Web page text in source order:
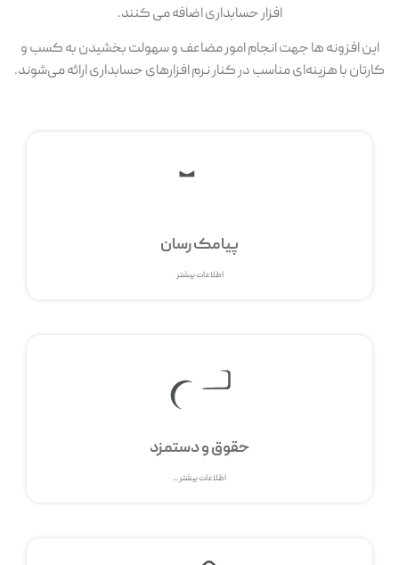
افزار حسابداری اضافه می کنند.
این افزونه ها جهت انجام امور مضاعف و سهولت بخشیدن به کسب و
کارتان با هزینه‌ای مناسب در کنار نرم افزارهای حسابداری ارائه می‌شوند.
پیامک رسان
اطلاعات بیشتر
حقوق و دستمزد
اطلاعات بیشتر ...